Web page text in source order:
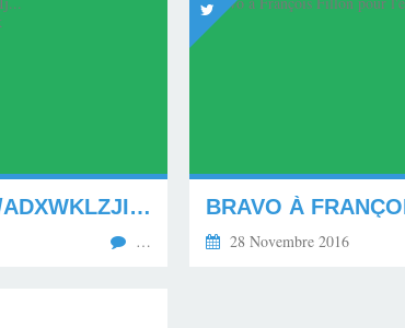
HTTPS://T.CO/ADXWKLZJIJ... HTTPS://T.CO/QRWWKE8DNK
… 28 Novembre 2016